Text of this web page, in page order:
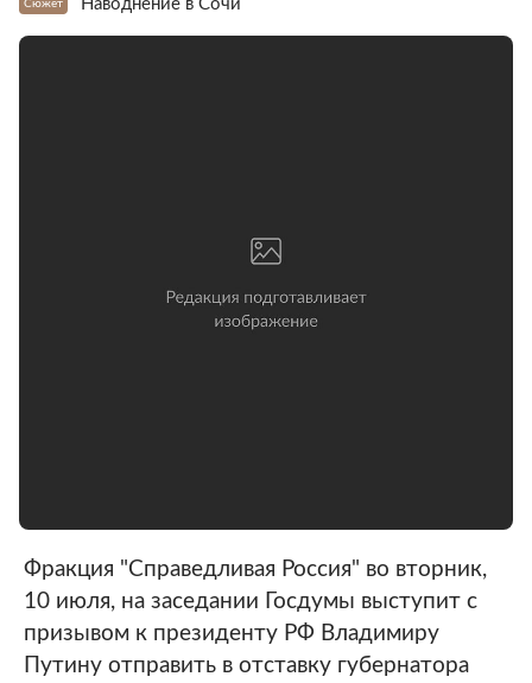
Сюжет Наводнение в Сочи
Фракция "Справедливая Россия" во вторник,
10 июля, на заседании Госдумы выступит с
призывом к президенту РФ Владимиру
Путину отправить в отставку губернатора